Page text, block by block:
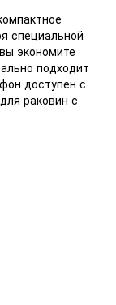
специальной
экономите
подходит
доступен с
раковин с